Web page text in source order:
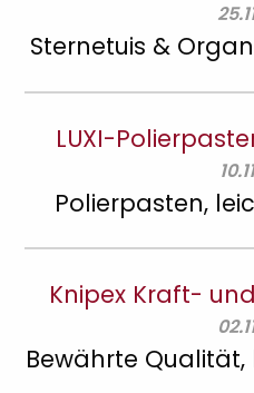
Sternetuis &
LUXI-
Polierpasten,
Knipex Kraft-
Bewährte